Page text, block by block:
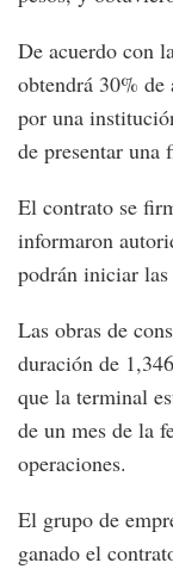
De acuerdo con
obtendrá 30%
por una
de presentar una
El contrato se
informaron
podrán iniciar las
Las obras de
duración de
que la terminal
de un mes de la
operaciones.
El grupo de
ganado el